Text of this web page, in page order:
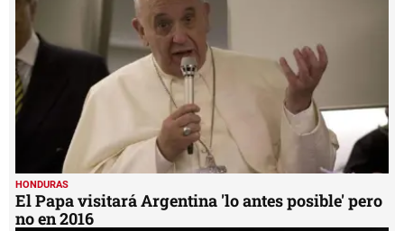
HONDURAS
El Papa visitará Argentina 'lo antes posible' pero
no en 2016